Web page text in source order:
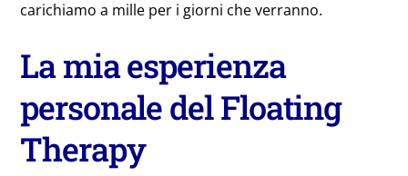
carichiamo a mille per i giorni che verranno.
La mia esperienza
personale del Floating
Therapy